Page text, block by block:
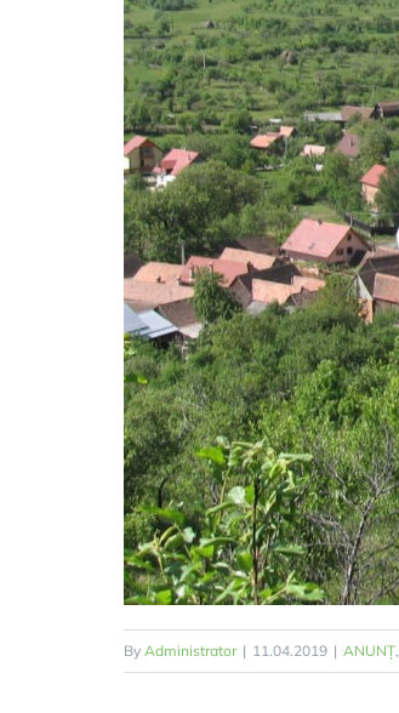
By Administrator | 11.04.2019 | ANUNȚ,